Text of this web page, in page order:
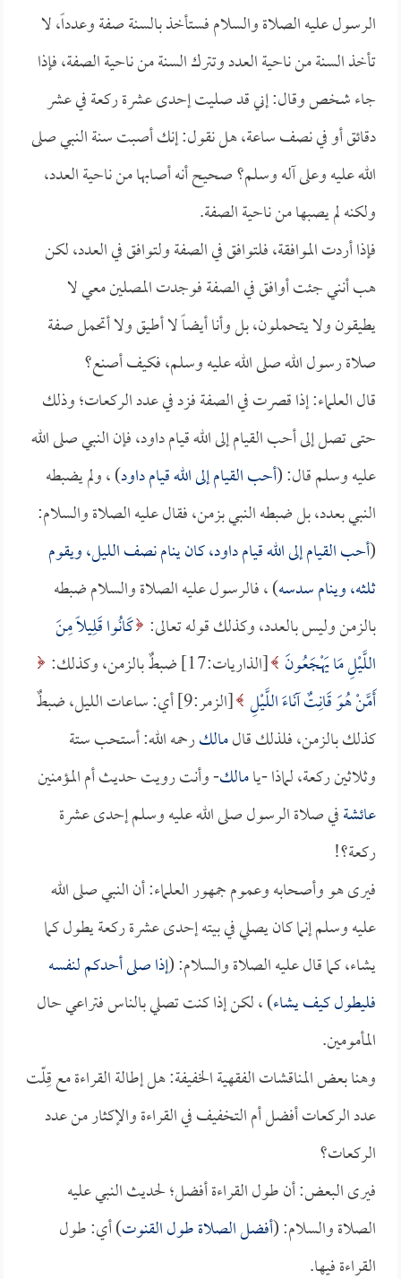
الرسول عليه الصلاة والسلام فستأخذ بالسنة صفة وعدداً، لا
تأخذ السنة من ناحية العدد وتترك السنة من ناحية الصفة، فإذا
جاء شخص وقال: إني قد صليت إحدى عشرة ركعة في عشر
دقائق أو في نصف ساعة، هل نقول: إنك أصبت سنة النبي صلى
الله عليه وعلى آله وسلم؟ صحيح أنه أصابها من ناحية العدد،
ولكنه لم يصبها من ناحية الصفة.
فإذا أردت الموافقة، فلتوافق في الصفة ولتوافق في العدد، لكن
هب أنني جئت أوافق في الصفة فوجدت المصلين معي لا
يطيقون ولا يتحملون، بل وأنا أيضاً لا أطيق ولا أتحمل صفة
صلاة رسول الله صلى الله عليه وسلم، فكيف أصنع؟
قال العلماء: إذا قصرت في الصفة فزد في عدد الركعات؛ وذلك
حتى تصل إلى أحب القيام إلى الله قيام داود، فإن النبي صلى الله
عليه وسلم قال: (أحب القيام إلى الله قيام داود) ، ولم يضبطه
النبي بعدد، بل ضبطه النبي بزمن، فقال عليه الصلاة والسلام:
(أحب القيام إلى الله قيام داود، كان ينام نصف الليل، ويقوم
ثلثه، وينام سدسه) ، فالرسول عليه الصلاة والسلام ضبطه
بالزمن وليس بالعدد، وكذلك قوله تعالى: كَانُوا قَلِيلًا مِنَ
اللَّيْلِ مَا يَهْجَعُونَ [الذاريات:17] ضبطٌ بالزمن، وكذلك:
أَمَّنْ هُوَ قَانِتٌ آنَاءَ اللَّيْلِ
[الزمر:9] أي: ساعات الليل، ضبطٌ
كذلك بالزمن، فلذلك قالمالكرحمه الله: أستحب ستة
وثلاثين ركعة، لماذا -يامالك- وأنت رويت حديث أم المؤمنين
عائشةفي صلاة الرسول صلى الله عليه وسلم إحدى عشرة
ركعة؟!
فيرى هو وأصحابه وعموم جمهور العلماء: أن النبي صلى الله
عليه وسلم إنما كان يصلي في بيته إحدى عشرة ركعة يطول كما
يشاء، كما قال عليه الصلاة والسلام: (إذا صلى أحدكم لنفسه
فليطول كيف يشاء) ، لكن إذا كنت تصلي بالناس فتراعي حال
المأمومين.
وهنا بعض المناقشات الفقهية الخفيفة: هل إطالة القراءة مع قِلّت
عدد الركعات أفضل أم التخفيف في القراءة والإكثار من عدد
الركعات؟
فيرى البعض: أن طول القراءة أفضل؛ لحديث النبي عليه
الصلاة والسلام: (أفضل الصلاة طول القنوت) أي: طول
القراءة فيها.